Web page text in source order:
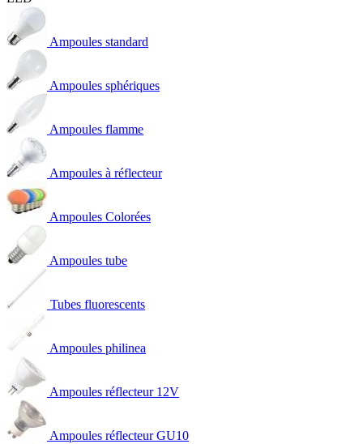
Ampoules standard
Ampoules sphériques
Ampoules flamme
Ampoules à réflecteur
Ampoules Colorées
Ampoules tube
Tubes fluorescents
Ampoules philinea
Ampoules réflecteur 12V
Ampoules réflecteur GU10